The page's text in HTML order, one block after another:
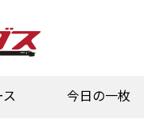
今日の一枚